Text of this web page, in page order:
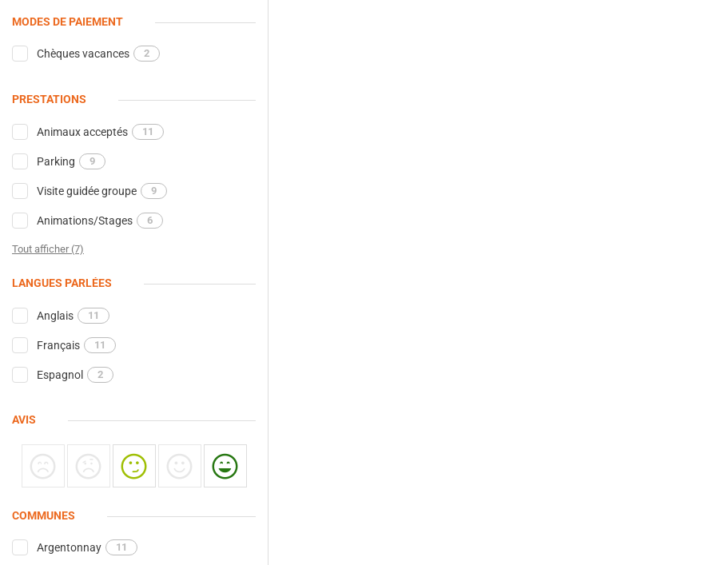
MODES DE PAIEMENT
Chèques vacances 2
PRESTATIONS
Animaux acceptés 11
Parking 9
Visite guidée groupe 9
Animations/Stages 6
Tout afficher (7)
LANGUES PARLÉES
Anglais 11
Français 11
Espagnol 2
AVIS
COMMUNES
Argentonnay 11